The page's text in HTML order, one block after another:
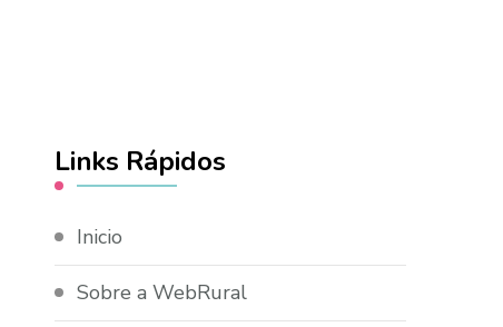
Links Rápidos
Inicio
Sobre a WebRural